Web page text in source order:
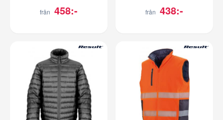
från 458:- från 438:-